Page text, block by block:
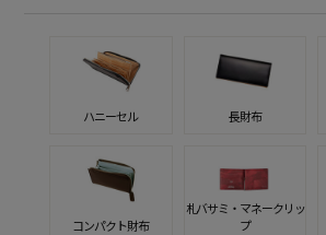
ハニーセル 長財布
コンパクト財布
札バサミ・マネークリッ
プ